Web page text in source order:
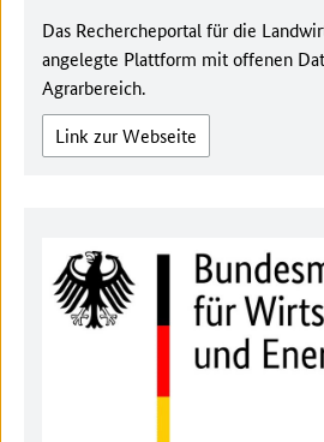
Das Rechercheportal für die
angelegte Plattform mit offenen
Agrarbereich.
Link zur Webseite